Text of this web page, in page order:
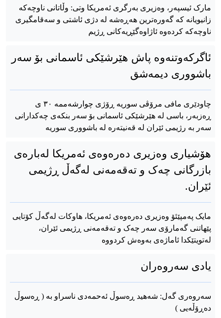
مارک ئیسپەر، وەزیری بەرگری ئەمریکا وتی: وڵاتانی ناوچەکە
زانیویانە کە گەورەترین هەڕەشە لە دژی ئاشتی و سەقامگیری
ناوچەکە کردەوە ئاژاوەگێڕیەکانی ڕژیم
ئاگرکەوتنەوە پاش هێرشێکی ئاسمانی بۆ سەر
باشووری دیمەشق
چاودێری مافی مرۆڤی سوریە ڕۆژی چوارشەممە ٣٠ ی
ڕەزبەر، باسی لە هێرشێکی ئاسمانی بۆ سەر بنکەی چەکدارانی
سەر بە رژیمی ئێران لە قەنیتەرە لە باشووری سوریە
هۆشیاری وەزیری دەرەوەی ئەمریکا لەبارەی
بازرگانی چەک و تەقەمەنی لەگەڵ ڕژیمی
ئێران.
مایک پەمپێئۆ وەزیری دەرەوەی ئەمریکا، هاوکات لەگەڵ کۆتایی
پێهاتنی گەمارۆی سەر چەک و تەقەمەنی ڕژیمی ئێران،
لەتویتێکدا ئاماژەی بەوەش کردووە
یادی سەروەران
سەروەری گەل: شەهید ڕەسوڵ ئەحمەدی ناسراو بە ( ڕەسوڵ
دەڕۆڵەیی )